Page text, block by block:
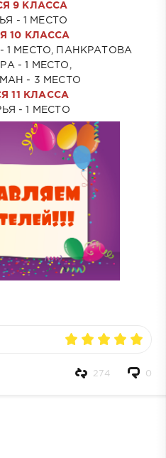
9 КЛАССА
- 1 МЕСТО
10 КЛАССА
МЕСТО, ПАНКРАТОВА
- 1 МЕСТО,
- 3 МЕСТО
11 КЛАССА
- 1 МЕСТО
0
274